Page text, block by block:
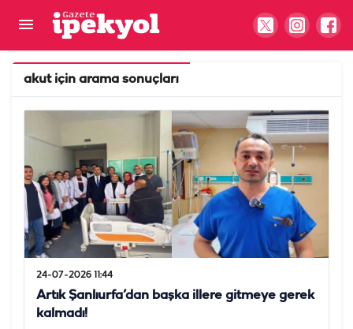
akutiçin arama sonuçları
24-07-2026 11:44
Artık Şanlıurfa’dan başka illere gitmeye gerek
kalmadı!